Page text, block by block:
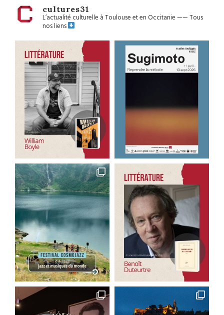
cultures31
L’actualité culturelle à Toulouse et en Occitanie——Tous
nos liens